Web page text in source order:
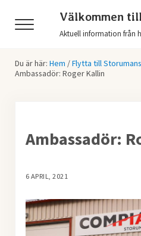
Menu
Välkommen
Aktuell information från
Du är här: Hem /Flytta till
Ambassadör: Roger Kallin
Ambassadör:
6 APRIL, 2021